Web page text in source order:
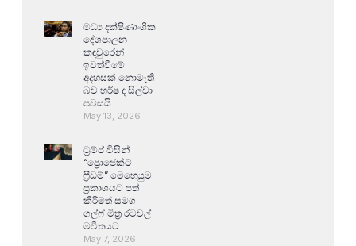
මධ්‍ය දක්ෂිණාංශික
දේශපාලන
කඳවුරෙන්
ඉවත්වීමේ
අදහසක් නොමැති
බව හර්ෂ ද සිල්වා
පවසයි
May 13, 2026
ට්‍රම්ප් විසින්
“ප්‍රොජෙක්ට්
ෆ්‍රීඩම්” මෙහෙයුම
ප්‍රකාශයට පත්
කිරීමත් සමග
ගල්ෆ් මිත්‍ර රටවල්
මවිතයට
May 7, 2026